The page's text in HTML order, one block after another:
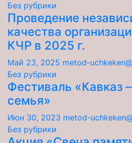
Без рубрики
Проведение
качества
КЧР в 2025 г.
Май 23, 2025 metod-
Без рубрики
Фестиваль «Кавказ
семья»
Июн 30, 2023 metod-
Без рубрики